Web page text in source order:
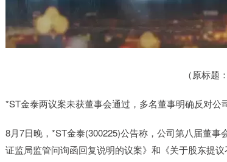
（原标题
*ST金泰两议案未获董事会通过，多名董事明确反对公
8月7日晚，*ST金泰(300225)公告称，公司第八届董
证监局监管问询函回复说明的议案》和《关于股东提议